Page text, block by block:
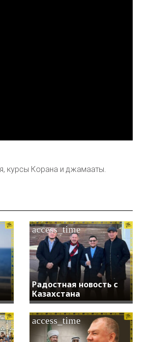
курсы Корана и джамааты.
Радостная новость с
Казахстана
access_time
access_time